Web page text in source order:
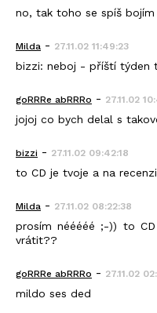
no, tak toho se spíš bojím
Milda - 27.11.02 11:49:23
bizzi: neboj - příští týden
goRRRe abRRRo - 27.11.02
jojoj co bych delal s
bizzi - 27.11.02 09:42:18
to CD je tvoje a na
Milda - 27.11.02 08:22:38
prosím nééééé ;-)) to
vrátit??
goRRRe abRRRo - 27.11.02
mildo ses ded